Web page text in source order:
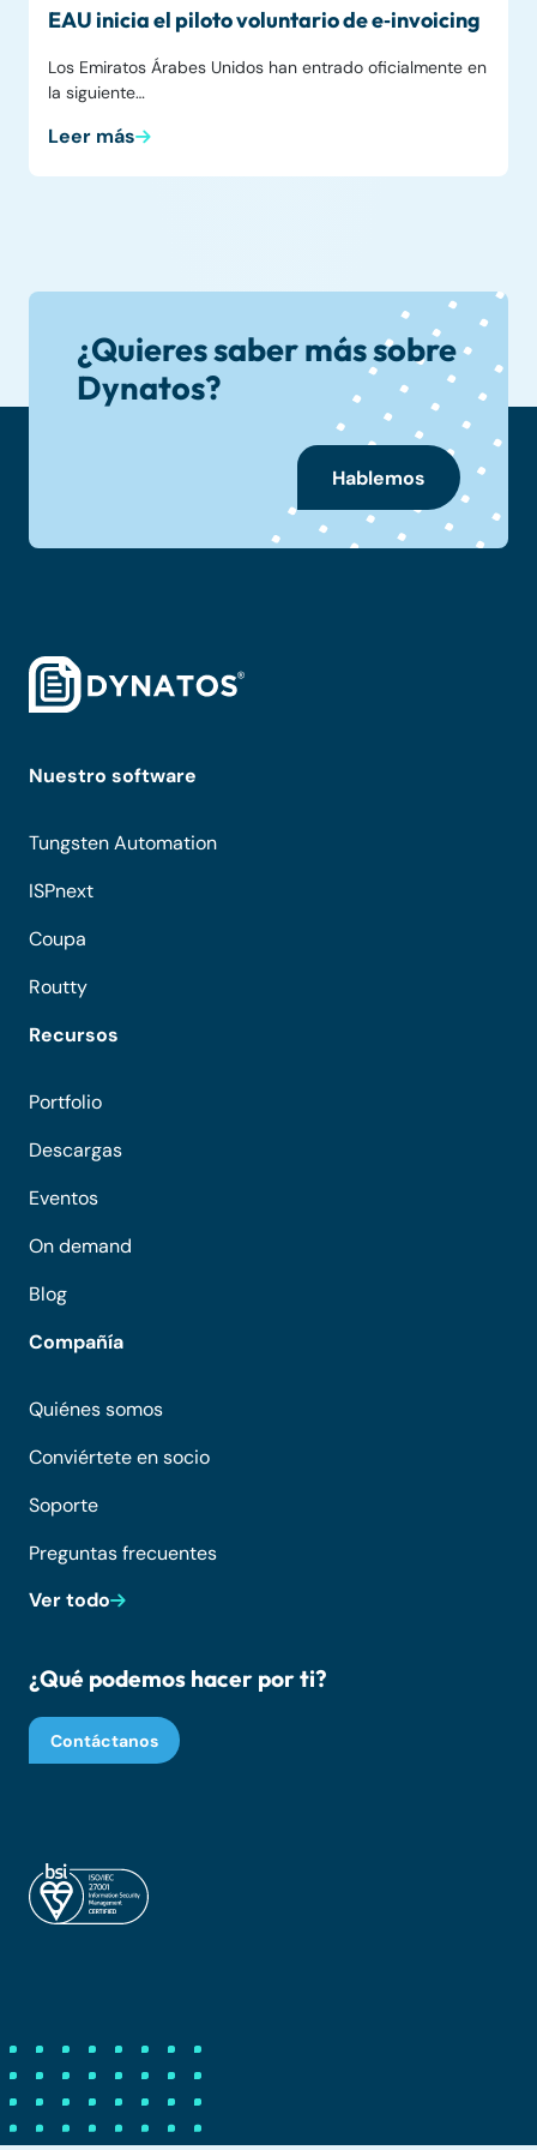
EAU inicia el piloto voluntario de e‑invoicing
Los Emiratos Árabes Unidos han entrado oficialmente en
la siguiente…
Leer más
¿Quieres saber más sobre
Dynatos?
Hablemos
Nuestro software
Tungsten Automation
ISPnext
Coupa
Routty
Recursos
Portfolio
Descargas
Eventos
On demand
Blog
Compañía
Quiénes somos
Conviértete en socio
Soporte
Preguntas frecuentes
Ver todo
¿Qué podemos hacer por ti?
Contáctanos